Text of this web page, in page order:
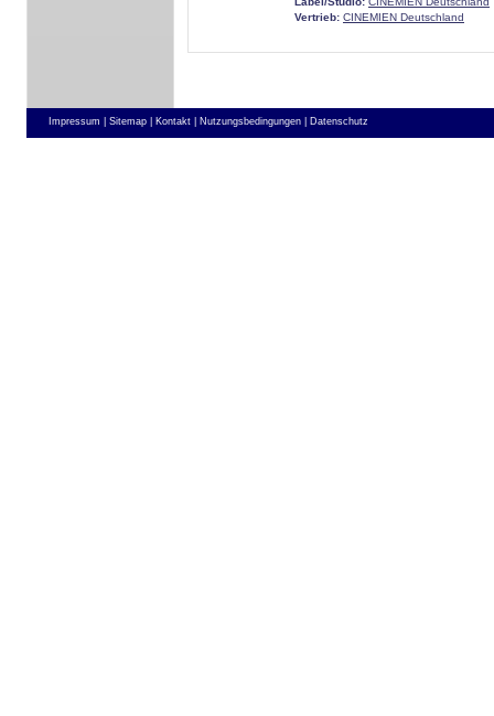
Vertrieb: CINEMIEN Deutschland
Impressum | Sitemap | Kontakt | Nutzungsbedingungen | Datenschutz